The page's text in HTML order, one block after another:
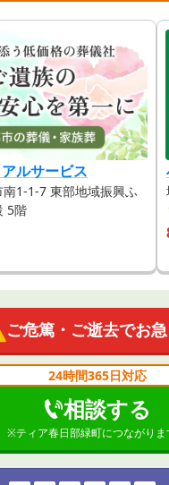
ィアの葬儀はいかがでした
たので、どのような接客を
に完了していた他社の積立
た。事前のプラン作成も丁
大変満足しています。
ルサービス
1-1-7 東部地域振興ふ
5階
ご危篤・ご逝去でお
24時間365日対応
相談する
※ティア春日部緑町につながりま